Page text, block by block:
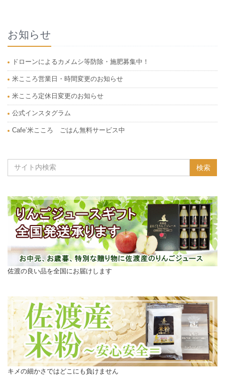
お知らせ
ドローンによるカメムシ等防除・施肥募集中！
米こころ営業日・時間変更のお知らせ
米こころ定休日変更のお知らせ
公式インスタグラム
Cafe’米こころ ごはん無料サービス中
佐渡の良い品を全国にお届けします
キメの細かさではどこにも負けません